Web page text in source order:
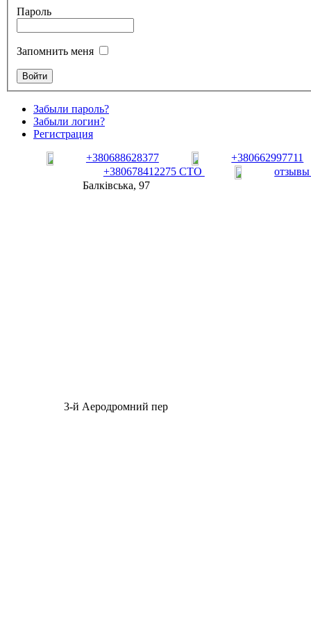
Пароль
Запомнить меня
Забыли пароль?
Забыли логин?
Регистрация
+380688628377
+380662997711
+380678412275 СТО
Балківська, 97
3-й Аеродромний пер